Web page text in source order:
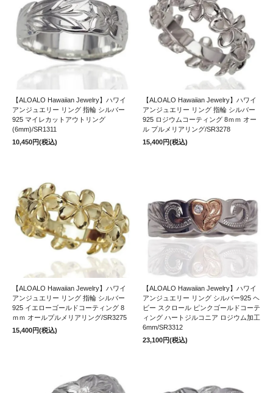
【ALOALO Hawaiian Jewelry】ハワイ
アンジュエリー リング 指輪 シルバー
925 マイレカットアウトリング
(6mm)/SR1311
10,450円(税込)
【ALOALO Hawaiian Jewelry】ハワイ
アンジュエリー リング 指輪 シルバー
925 ロジウムコーティング 8ｍｍ オー
ル プルメリアリング/SR3278
15,400円(税込)
【ALOALO Hawaiian Jewelry】ハワイ
アンジュエリー リング 指輪 シルバー
925 イエローゴールドコーティング 8
ｍｍ オールプルメリアリング/SR3275
15,400円(税込)
【ALOALO Hawaiian Jewelry】ハワイ
アンジュエリー リング シルバー925 ヘ
ビー スクロール ピンクゴールドコーテ
ィング ハートジルコニア ロジウム加工
6mm/SR3312
23,100円(税込)